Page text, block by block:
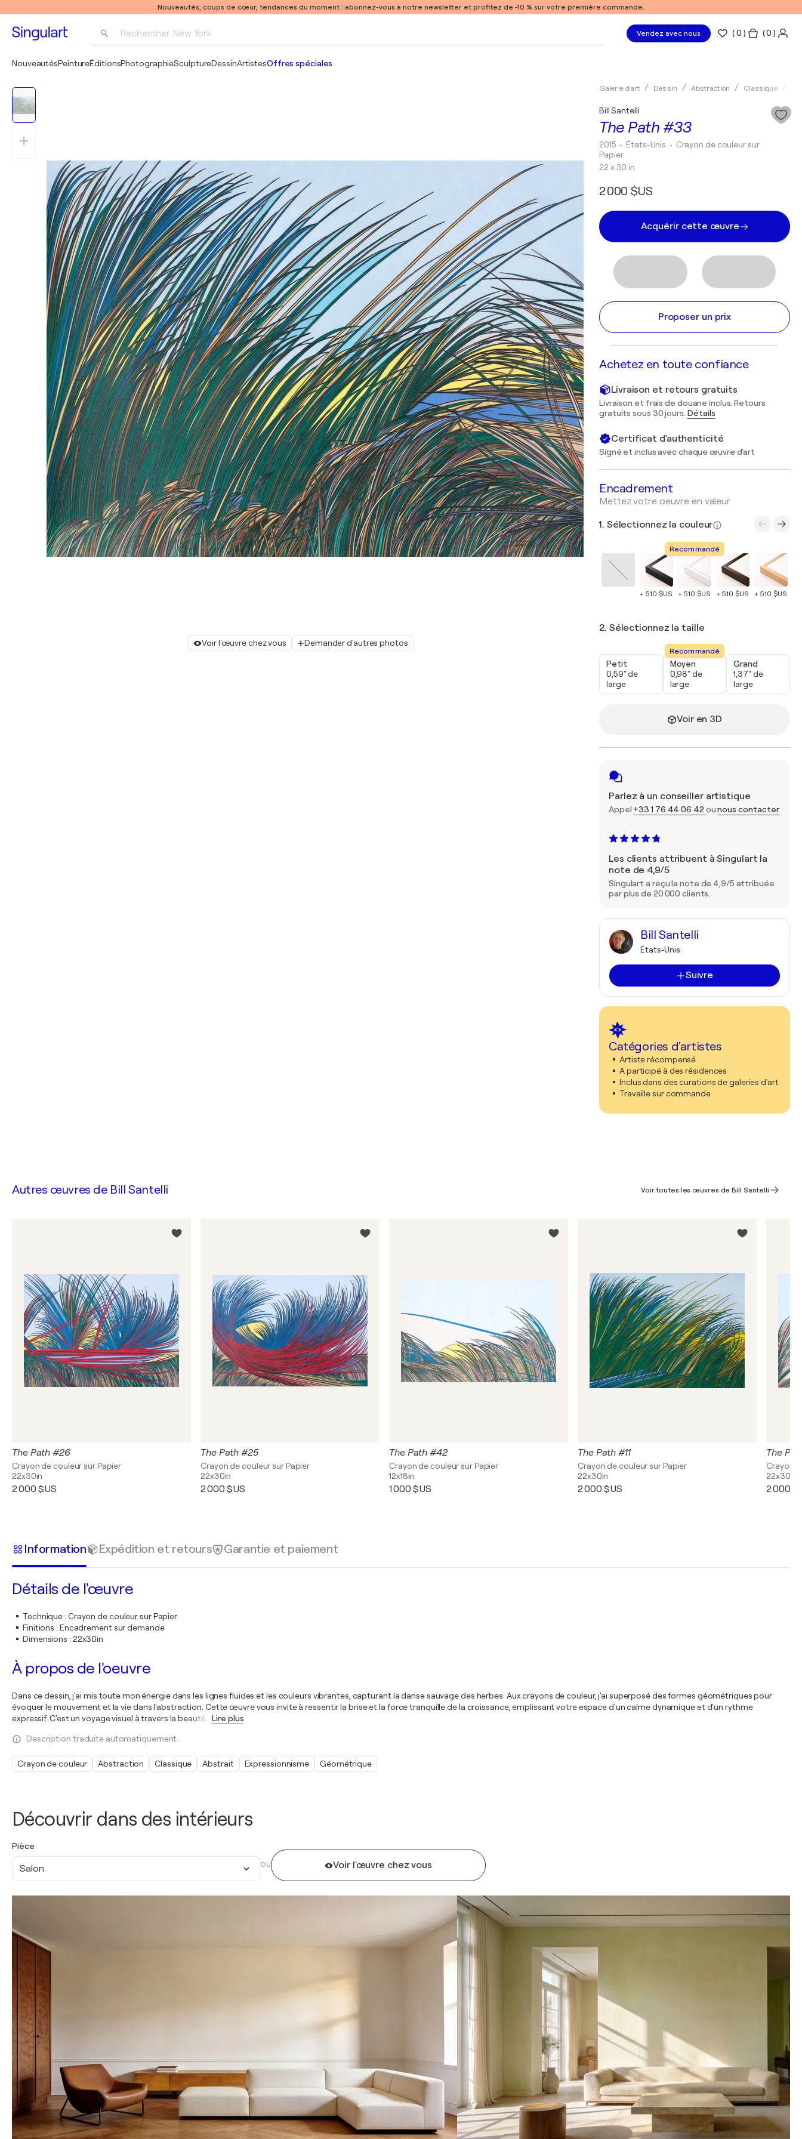
Nouveautés, coups de cœur, tendances du moment : abonnez-vous à notre newsletter et profitez de -10 % sur votre première commande.
Rechercher New York Vendez avec nous (0 ) ( 0 )
NouveautésPeintureÉditionsPhotographieSculptureDessinArtistesOffres spéciales
Voir l'œuvre chez vous Demander d'autres photos
Galerie d'art Dessin Abstraction Classique
The Path #33
Bill Santelli
2015 • États-Unis • Crayon de couleur sur
Papier
22 x 30 in
2 000 $US
Acquérir cette œuvre
Proposer un prix
Achetez en toute confiance
Livraison et retours gratuits
Livraison et frais de douane inclus. Retours
gratuits sous 30 jours. Détails
Certificat d'authenticité
Signé et inclus avec chaque œuvre d'art
Encadrement
Mettez votre oeuvre en valeur
1. Sélectionnez la couleur
+ 510 $US
Recommandé
+ 510 $US + 510 $US + 510 $US
2. Sélectionnez la taille
Petit
0,59" de
large
Recommandé
Moyen
0,98" de
large
Grand
1,37" de
large
Voir en 3D
Parlez à un conseiller artistique
Appel +33 1 76 44 06 42 ounous contacter
Les clients attribuent à Singulart la
note de 4,9/5
Singulart a reçu la note de 4,9/5 attribuée
par plus de 20 000 clients.
Bill Santelli
États-Unis
Suivre
Catégories d'artistes
Artiste récompensé
A participé à des résidences
Inclus dans des curations de galeries d'art
Travaille sur commande
Découvrir dans des intérieurs
Pièce
Salon OU Voir l'œuvre chez vous
Autres œuvres de Bill Santelli Voir toutes les œuvres de Bill Santelli
The Path #26
Crayon de couleur sur Papier
22x30in
2 000 $US
The Path #25
Crayon de couleur sur Papier
22x30in
2 000 $US
The Path #42
Crayon de couleur sur Papier
12x18in
1 000 $US
The Path #11
Crayon de couleur sur Papier
22x30in
2 000 $US
The
Crayon
22x30in
2 000
Information Expédition et retours Garantie et paiement
Détails de l'œuvre
Technique: Crayon de couleur sur Papier
Finitions : Encadrement sur demande
Dimensions : 22x30in
À propos de l'oeuvre
Dans ce dessin, j'ai mis toute mon énergie dans les lignes fluides et les couleurs vibrantes, capturant la danse sauvage des herbes. Aux crayons de couleur, j'ai superposé des formes géométriques pour
évoquer le mouvement et la vie dans l'abstraction. Cette œuvre vous invite à ressentir la brise et la force tranquille de la croissance, emplissant votre espace d'un calme dynamique et d'un rythme
expressif. C'est un voyage visuel à travers la beauté
Lire plus
Description traduite automatiquement.
Crayon de couleur Abstraction Classique Abstrait Expressionnisme Géométrique